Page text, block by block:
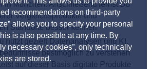
recommendations on third-party
allows you to specify your personal
is also possible at any time. By
necessary cookies”, only technically
are stored.
in München. Anschließend lernst Du
Vergleichsprodukte und
Standorte besser kennen
nutzt gezielt Datenanalysen und KI,
bestmöglich zu verstehen
auf dieser Basis digitale Produkte